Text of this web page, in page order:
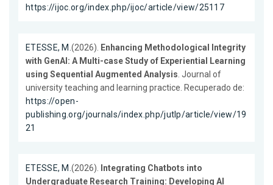
https://ijoc.org/index.php/ijoc/article/view/25117
ETESSE, M.(2026). Enhancing Methodological Integrity
with GenAI: A Multi-case Study of Experiential Learning
using Sequential Augmented Analysis. Journal of
university teaching and learning practice. Recuperado de:
https://open-
publishing.org/journals/index.php/jutlp/article/view/19
21
ETESSE, M.(2026). Integrating Chatbots into
Undergraduate Research Training: Developing AI